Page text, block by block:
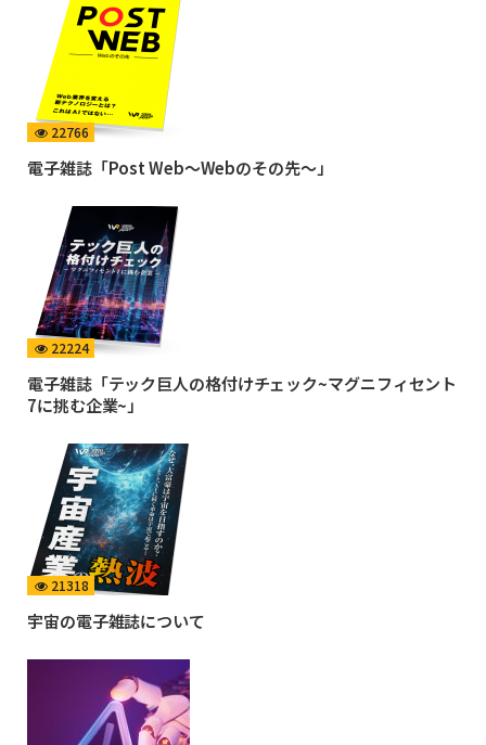
22766
電子雑誌「Post Web〜Webのその先〜」
22224
電子雑誌「テック巨人の格付けチェック~マグニフィセント
7に挑む企業~」
21318
宇宙の電子雑誌について